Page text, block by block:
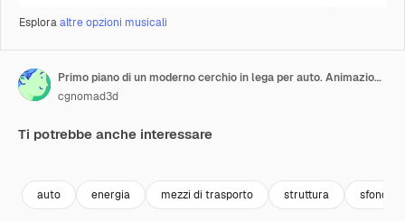
Esploraaltre opzioni musicali
Primo piano di un moderno cerchio in lega per auto. Animazione in loop verticale
cgnomad3d
Ti potrebbe anche interessare
auto energia mezzi di trasporto struttura sfondo